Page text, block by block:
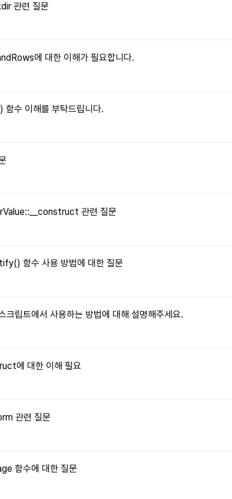
관련 질문
에 대한 이해가 필요합니다.
수 이해를 부탁드립니다.
관련 질문
함수 사용 방법에 대한 질문
립트에서 사용하는 방법에 대해 설명해주세요.
에 대한 이해 필요
관련 질문
함수에 대한 질문